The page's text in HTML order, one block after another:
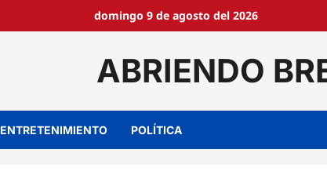
domingo 9 de agosto del 2026
ABRIENDO
ENTRETENIMIENTO POLÍTICA